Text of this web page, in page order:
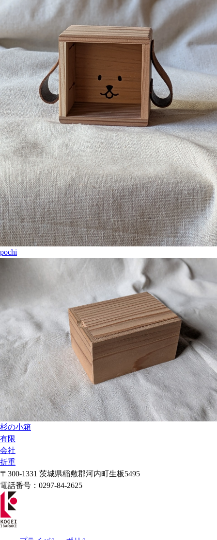
pochi
杉の小箱
有限
会社
折重
〒300-1331 茨城県稲敷郡河内町生板5495
電話番号：0297-84-2625